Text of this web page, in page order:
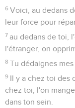
6 Voici, au dedans
leur force pour
7 au dedans de toi,
l'étranger, on
8 Tu dédaignes
9 Il y a chez toi des
chez toi, l'on
dans ton sein.